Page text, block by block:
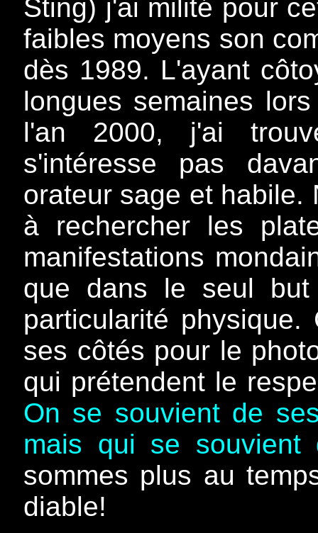
Sting) j'ai milité pour
faibles moyens son
dès 1989. L'ayant
longues semaines
l'an 2000, j'ai
s'intéresse pas
orateur sage et habile.
à rechercher les
manifestations
que dans le seul
particularité
ses côtés pour le
qui prétendent le
On se souvient de
mais qui se
sommes plus au
diable!